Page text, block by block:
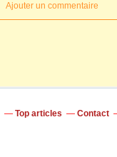
Ajouter un commentaire
Top articles Contact